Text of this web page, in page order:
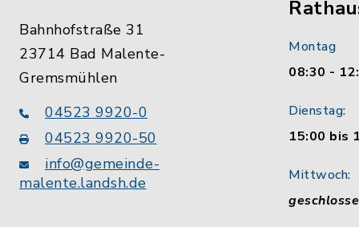
Bahnhofstraße 31
23714 Bad Malente-
Gremsmühlen
04523 9920-0
04523 9920-50
info@gemeinde-
malente.landsh.de
Montag
08:30 -
Dienstag:
15:00 bis
Mittwoch: